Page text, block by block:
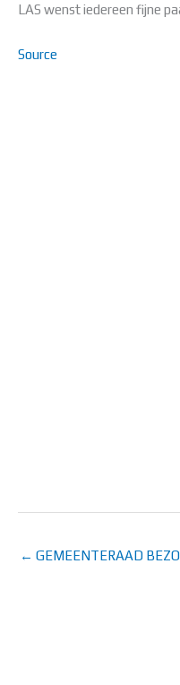
LAS wenst iedereen fijne
Source
← GEMEENTERAAD